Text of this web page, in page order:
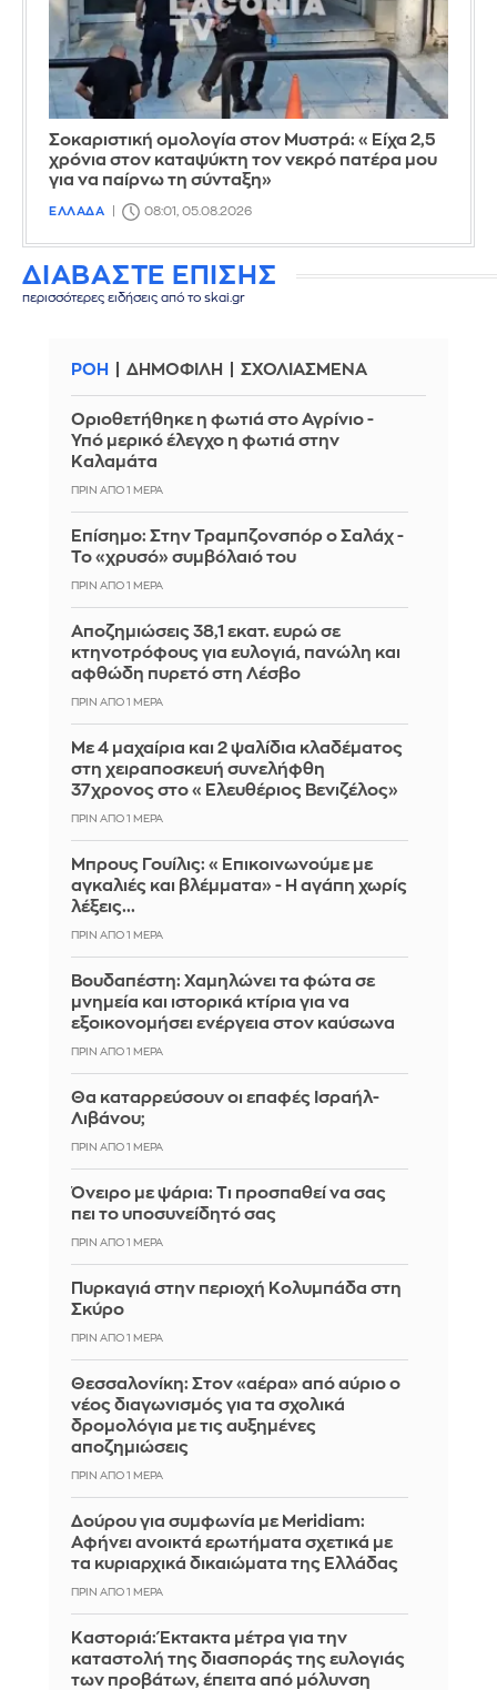
Σοκαριστική ομολογία στον Μυστρά: «Είχα 2,5
χρόνια στον καταψύκτη τον νεκρό πατέρα μου
για να παίρνω τη σύνταξη»
ΕΛΛΑΔΑ 08:01, 05.08.2026
ΔΙΑΒΑΣΤΕ ΕΠΙΣΗΣ
περισσότερες ειδήσεις από το skai.gr
ΡΟΗ ΔΗΜΟΦΙΛΗ ΣΧΟΛΙΑΣΜΕΝΑ
Οριοθετήθηκε η φωτιά στο Αγρίνιο -
Υπό μερικό έλεγχο η φωτιά στην
Καλαμάτα
ΠΡΙΝ ΑΠΌ 1 ΜΈΡΑ
Επίσημο: Στην Τραμπζονσπόρ ο Σαλάχ -
Το «χρυσό» συμβόλαιό του
ΠΡΙΝ ΑΠΌ 1 ΜΈΡΑ
Αποζημιώσεις 38,1 εκατ. ευρώ σε
κτηνοτρόφους για ευλογιά, πανώλη και
αφθώδη πυρετό στη Λέσβο
ΠΡΙΝ ΑΠΌ 1 ΜΈΡΑ
Με 4 μαχαίρια και 2 ψαλίδια κλαδέματος
στη χειραποσκευή συνελήφθη
37χρονος στο «Ελευθέριος Βενιζέλος»
ΠΡΙΝ ΑΠΌ 1 ΜΈΡΑ
Μπρους Γουίλις: «Επικοινωνούμε με
αγκαλιές και βλέμματα» - Η αγάπη χωρίς
λέξεις...
ΠΡΙΝ ΑΠΌ 1 ΜΈΡΑ
Βουδαπέστη: Χαμηλώνει τα φώτα σε
μνημεία και ιστορικά κτίρια για να
εξοικονομήσει ενέργεια στον καύσωνα
ΠΡΙΝ ΑΠΌ 1 ΜΈΡΑ
Θα καταρρεύσουν οι επαφές Ισραήλ-
Λιβάνου;
ΠΡΙΝ ΑΠΌ 1 ΜΈΡΑ
Όνειρο με ψάρια: Τι προσπαθεί να σας
πει το υποσυνείδητό σας
ΠΡΙΝ ΑΠΌ 1 ΜΈΡΑ
Πυρκαγιά στην περιοχή Κολυμπάδα στη
Σκύρο
ΠΡΙΝ ΑΠΌ 1 ΜΈΡΑ
Θεσσαλονίκη: Στον «αέρα» από αύριο ο
νέος διαγωνισμός για τα σχολικά
δρομολόγια με τις αυξημένες
αποζημιώσεις
ΠΡΙΝ ΑΠΌ 1 ΜΈΡΑ
Δούρου για συμφωνία με Meridiam:
Αφήνει ανοικτά ερωτήματα σχετικά με
τα κυριαρχικά δικαιώματα της Ελλάδας
ΠΡΙΝ ΑΠΌ 1 ΜΈΡΑ
Καστοριά: Έκτακτα μέτρα για την
καταστολή της διασποράς της ευλογιάς
των προβάτων, έπειτα από μόλυνση